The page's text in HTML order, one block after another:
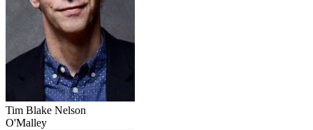
Tim Blake Nelson
O'Malley